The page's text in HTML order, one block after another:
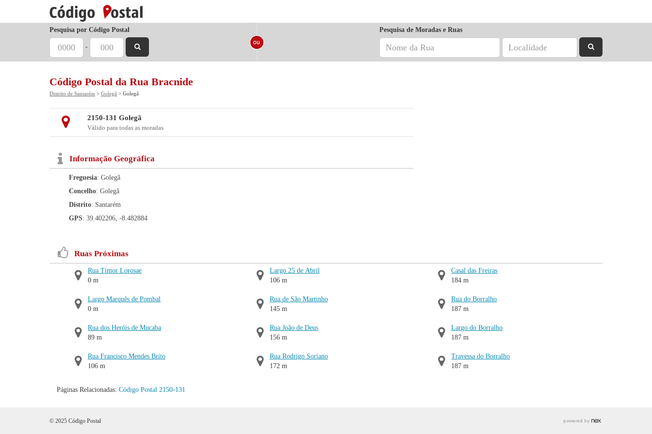
Pesquisa por Código Postal
-
Pesquisa de Moradas e Ruas
Código Postal da Rua Bracnide
Distrito de Santarém > Golegã > Golegã
2150-131 Golegã
Válido para todas as moradas
Informação Geográfica
Freguesia: Golegã
Concelho: Golegã
Distrito: Santarém
GPS: 39.402206, -8.482884
Ruas Próximas
Rua Timor Lorosae
0 m
Largo Marquês de Pombal
0 m
Rua dos Heróis de Mucaba
89 m
Rua Francisco Mendes Brito
106 m
Largo 25 de Abril
106 m
Rua de São Martinho
145 m
Rua João de Deus
156 m
Rua Rodrigo Soriano
172 m
Casal das Freiras
184 m
Rua do Borralho
187 m
Largo do Borralho
187 m
Travessa do Borralho
187 m
Páginas Relacionadas: Código Postal 2150-131
© 2025 Código Postal